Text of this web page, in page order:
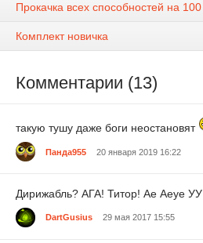
Прокачка всех способностей на 100
Комплект новичка
Комментарии (13)
такую тушу даже боги неостановят
Панда955 20 января 2019 16:22
Дирижабль? АГА! Титор! Ае Аеуе УУ
DartGusius 29 мая 2017 15:55